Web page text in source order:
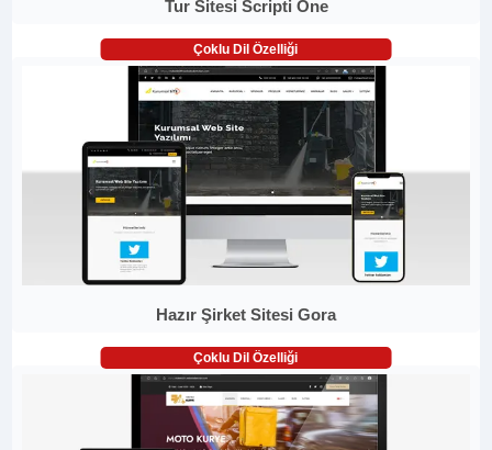
Tur Sitesi Scripti One
Çoklu Dil Özelliği
Hazır Şirket Sitesi Gora
Çoklu Dil Özelliği